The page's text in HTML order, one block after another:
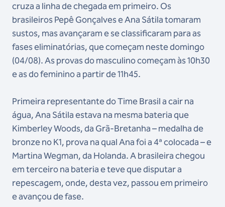
cruza a linha de chegada em primeiro. Os
brasileiros Pepê Gonçalves e Ana Sátila tomaram
sustos, mas avançaram e se classificaram para as
fases eliminatórias, que começam neste domingo
(04/08). As provas do masculino começam às 10h30
e as do feminino a partir de 11h45.
Primeira representante do Time Brasil a cair na
água, Ana Sátila estava na mesma bateria que
Kimberley Woods, da Grã-Bretanha – medalha de
bronze no K1, prova na qual Ana foi a 4ª colocada – e
Martina Wegman, da Holanda. A brasileira chegou
em terceiro na bateria e teve que disputar a
repescagem, onde, desta vez, passou em primeiro
e avançou de fase.